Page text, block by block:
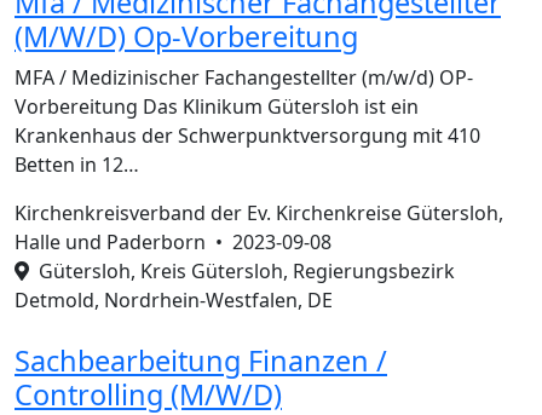
(M/W/D) Op-Vorbereitung
MFA / Medizinischer Fachangestellter (m/w/d) OP-
Vorbereitung Das Klinikum Gütersloh ist ein
Krankenhaus der Schwerpunktversorgung mit 410
Betten in 12…
Kirchenkreisverband der Ev. Kirchenkreise Gütersloh,
Halle und Paderborn • 2023-09-08
Gütersloh, Kreis Gütersloh, Regierungsbezirk
Detmold, Nordrhein-Westfalen, DE
Sachbearbeitung Finanzen /
Controlling (M/W/D)